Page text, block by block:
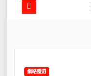
網路賺錢